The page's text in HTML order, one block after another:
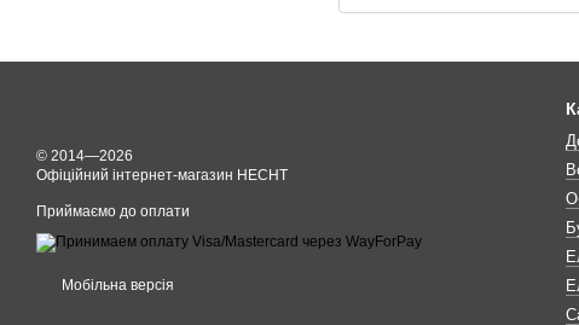
© 2014—2026
Офіційний інтернет-магазин HECHT
Приймаємо до оплати
Мобільна версія